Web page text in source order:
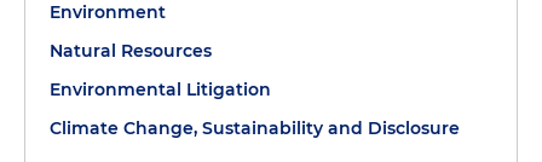
Environment
Natural Resources
Environmental Litigation
Climate Change, Sustainability and Disclosure